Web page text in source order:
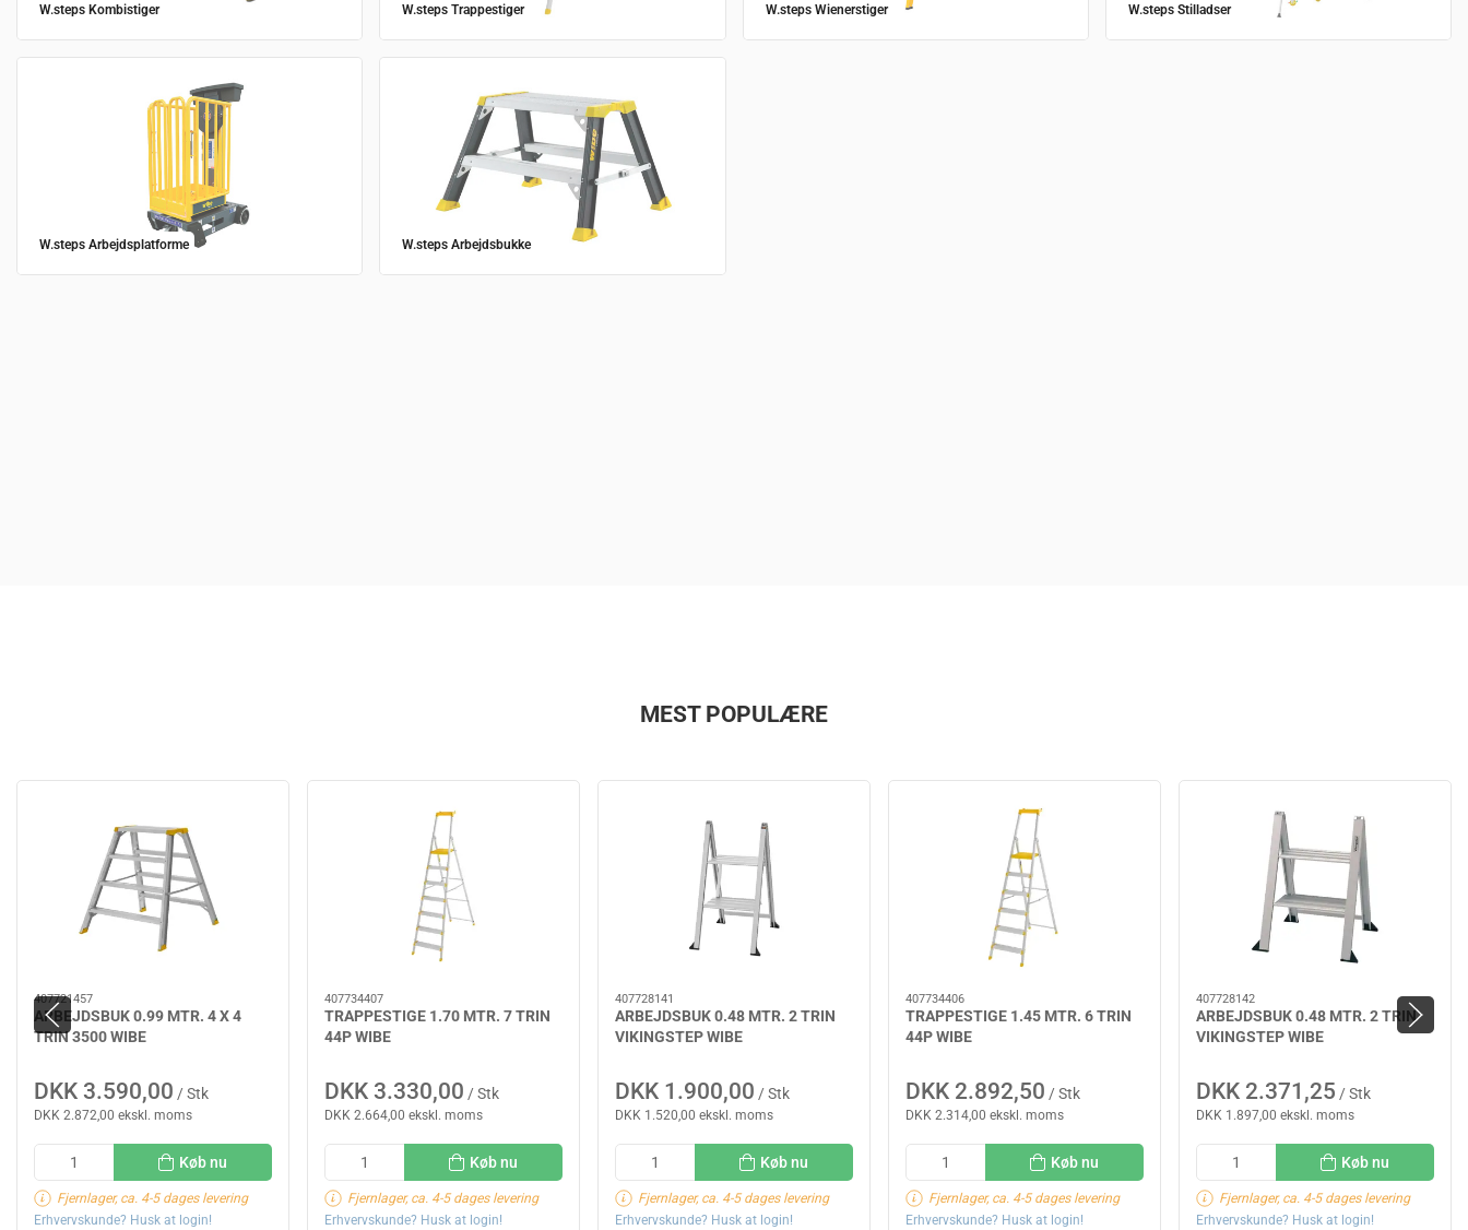
W.steps Kombistiger W.steps Trappestiger W.steps Wienerstiger W.steps Stilladser
W.steps Arbejdsplatforme W.steps Arbejdsbukke
MEST POPULÆRE
407721457
ARBEJDSBUK 0.99 MTR. 4 X 4
TRIN 3500 WIBE
DKK 3.590,00 / Stk
DKK 2.872,00 ekskl. moms
Køb nu
Fjernlager, ca. 4-5 dages levering
Erhvervskunde? Husk at login!
407734407
TRAPPESTIGE 1.70 MTR. 7 TRIN
44P WIBE
DKK 3.330,00 / Stk
DKK 2.664,00 ekskl. moms
Køb nu
Fjernlager, ca. 4-5 dages levering
Erhvervskunde? Husk at login!
407728141
ARBEJDSBUK 0.48 MTR. 2 TRIN
VIKINGSTEP WIBE
DKK 1.900,00 / Stk
DKK 1.520,00 ekskl. moms
Køb nu
Fjernlager, ca. 4-5 dages levering
Erhvervskunde? Husk at login!
407734406
TRAPPESTIGE 1.45 MTR. 6 TRIN
44P WIBE
DKK 2.892,50 / Stk
DKK 2.314,00 ekskl. moms
Køb nu
Fjernlager, ca. 4-5 dages levering
Erhvervskunde? Husk at login!
407728142
ARBEJDSBUK 0.48 MTR. 2 TRIN
VIKINGSTEP WIBE
DKK 2.371,25 / Stk
DKK 1.897,00 ekskl. moms
Køb nu
Fjernlager, ca. 4-5 dages levering
Erhvervskunde? Husk at login!